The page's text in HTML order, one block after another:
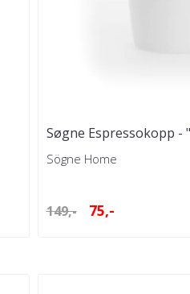
Søgne Espressokopp -
Sögne Home
149,- 75,-